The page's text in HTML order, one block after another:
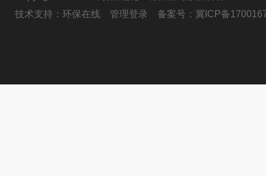
技术支持： 环保在线 管理登录 备案号： 冀ICP备